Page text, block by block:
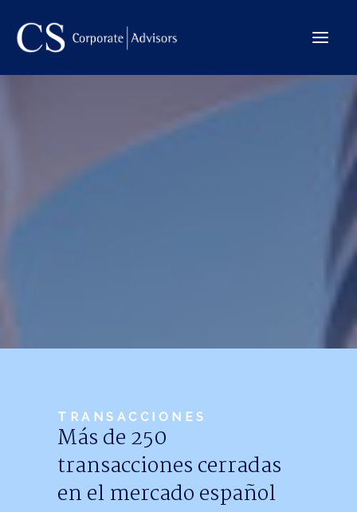
Español
TRANSACCIONES
Más de 250
transacciones cerradas
en el mercado español